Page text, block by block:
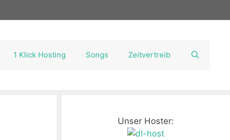
1 Klick Hosting Songs Zeitvertreib
Unser Hoster: